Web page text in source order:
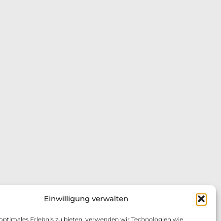
Einwilligung verwalten
Erlebnis zu bieten, verwenden wir Technologien wie